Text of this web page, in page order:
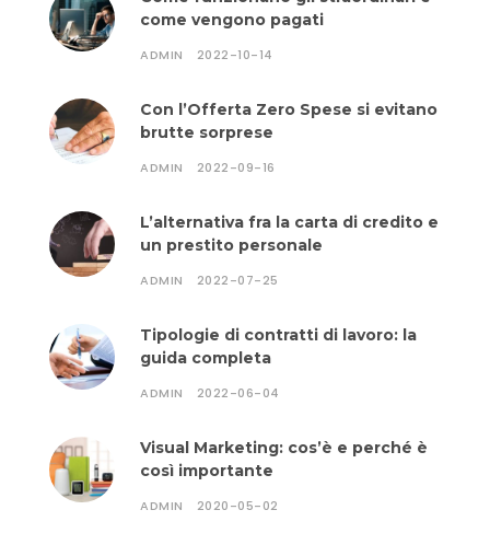
come vengono pagati
ADMIN 2022-10-14
Con l’Offerta Zero Spese si evitano
brutte sorprese
ADMIN 2022-09-16
L’alternativa fra la carta di credito e
un prestito personale
ADMIN 2022-07-25
Tipologie di contratti di lavoro: la
guida completa
ADMIN 2022-06-04
Visual Marketing: cos’è e perché è
così importante
ADMIN 2020-05-02